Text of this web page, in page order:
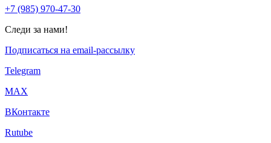
+7 (985) 970-47-30
Следи за нами!
Подписаться на email-рассылку
Telegram
МАХ
ВКонтакте
Rutube